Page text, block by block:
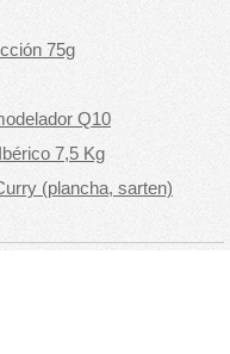
75g
Q10
7,5 Kg
(plancha, sarten)